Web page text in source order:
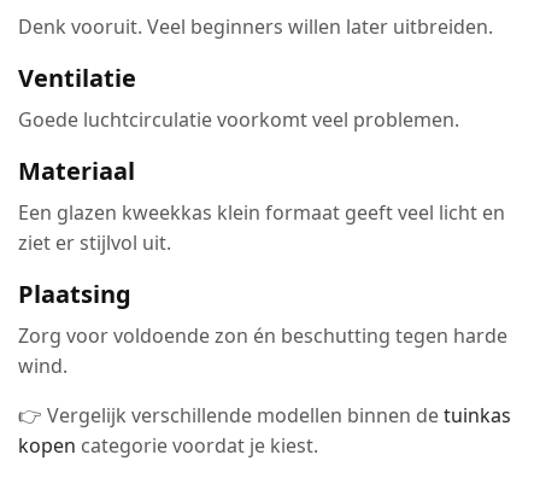
Denk vooruit. Veel beginners willen later uitbreiden.
Ventilatie
Goede luchtcirculatie voorkomt veel problemen.
Materiaal
Een glazen kweekkas klein formaat geeft veel licht en
ziet er stijlvol uit.
Plaatsing
Zorg voor voldoende zon én beschutting tegen harde
wind.
👉 Vergelijk verschillende modellen binnen detuinkas
kopen categorie voordat je kiest.